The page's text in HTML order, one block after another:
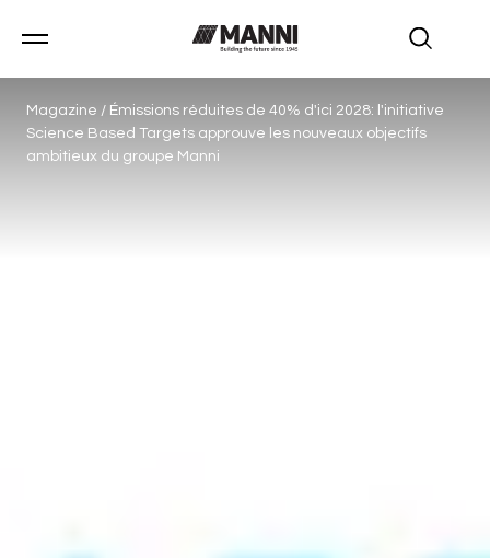
Magazine / Émissions réduites de 40% d'ici 2028: l'initiative
Science Based Targets approuve les nouveaux objectifs
ambitieux du groupe Manni